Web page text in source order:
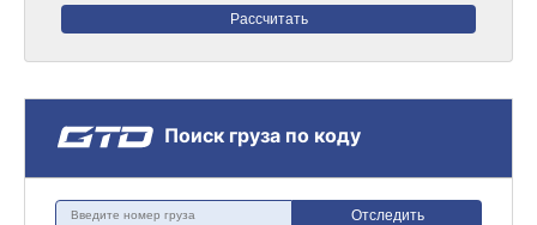
Рассчитать
Поиск груза по коду
Отследить